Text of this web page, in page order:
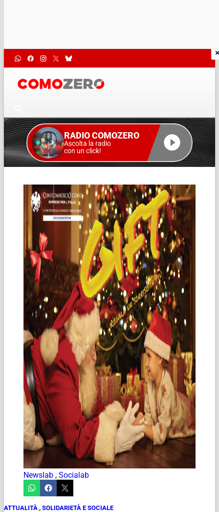
RADIO COMOZERO
Ascolta la radio
con un click!
Newslab , Socialab
ATTUALITÀ , SOLIDARIETÀ E SOCIALE